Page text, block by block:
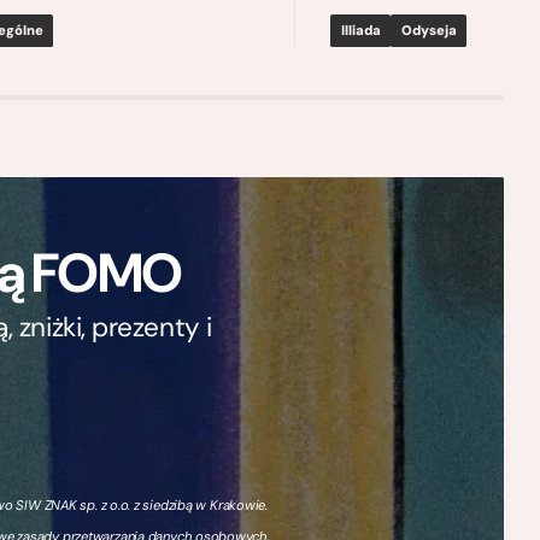
Illiada Odyseja
FOMO
zniżki, prezenty i
ZNAK sp. z o.o. z siedzibą w Krakowie.
zasady przetwarzania danych osobowych,